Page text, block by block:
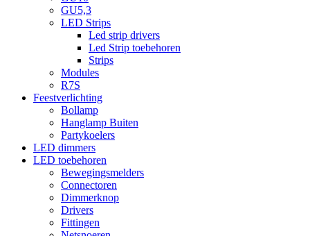
GU5,3
LED Strips
Led strip drivers
Led Strip toebehoren
Strips
Modules
R7S
Feestverlichting
Bollamp
Hanglamp Buiten
Partykoelers
LED dimmers
LED toebehoren
Bewegingsmelders
Connectoren
Dimmerknop
Drivers
Fittingen